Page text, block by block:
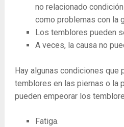
no relacionado
como problemas con la
Los temblores pueden
A veces, la causa no
Hay algunas condiciones que
temblores en las piernas o la
pueden empeorar los
Fatiga.